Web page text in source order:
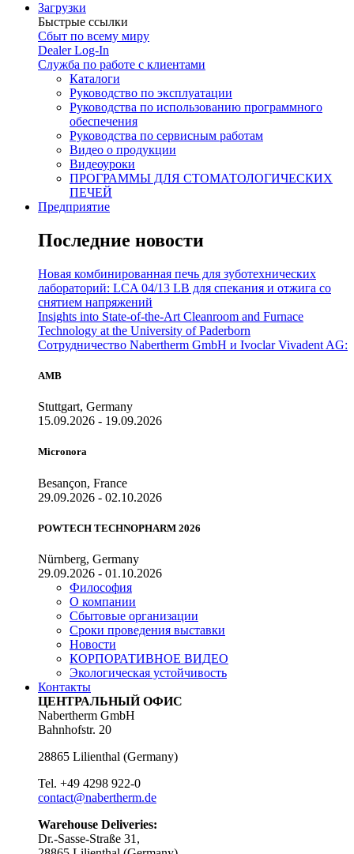
Загрузки
Быстрые ссылки
Сбыт по всему миру
Dealer Log-In
Служба по работе с клиентами
Каталоги
Руководство по эксплуатации
Руководства по использованию программного
обеспечения
Руководства по сервисным работам
Видео о продукции
Видеоуроки
ПРОГРАММЫ ДЛЯ СТОМАТОЛОГИЧЕСКИХ
ПЕЧЕЙ
Предприятие
Последние новости
Новая комбинированная печь для зуботехнических
лабораторий: LCA 04/13 LB для спекания и отжига со
снятием напряжений
Insights into State-of-the-Art Cleanroom and Furnace
Technology at the University of Paderborn
Сотрудничество Nabertherm GmbH и Ivoclar Vivadent AG:
AMB
Stuttgart, Germany
15.09.2026 - 19.09.2026
Micronora
Besançon, France
29.09.2026 - 02.10.2026
POWTECH TECHNOPHARM 2026
Nürnberg, Germany
29.09.2026 - 01.10.2026
Философия
О компании
Сбытовые организации
Сроки проведения выставки
Новости
КОРПОРАТИВНОЕ ВИДЕО
Экологическая устойчивость
Контакты
ЦЕНТРАЛЬНЫЙ ОФИС
Nabertherm GmbH
Bahnhofstr. 20
28865 Lilienthal (Germany)
Tel. +49 4298 922-0
contact@nabertherm.de
Warehouse Deliveries:
Dr.-Sasse-Straße 31,